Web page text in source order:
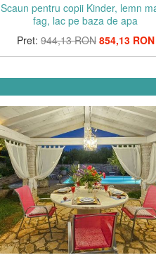
Scaun pentru copii Kinder, lemn
fag, lac pe baza de apa
Pret: 944,13 RON 854,13 RON